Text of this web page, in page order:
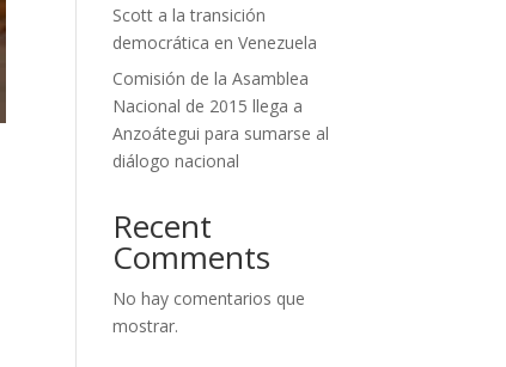
Scott a la transición
democrática en Venezuela
Comisión de la Asamblea
Nacional de 2015 llega a
Anzoátegui para sumarse al
diálogo nacional
Recent
Comments
No hay comentarios que
mostrar.